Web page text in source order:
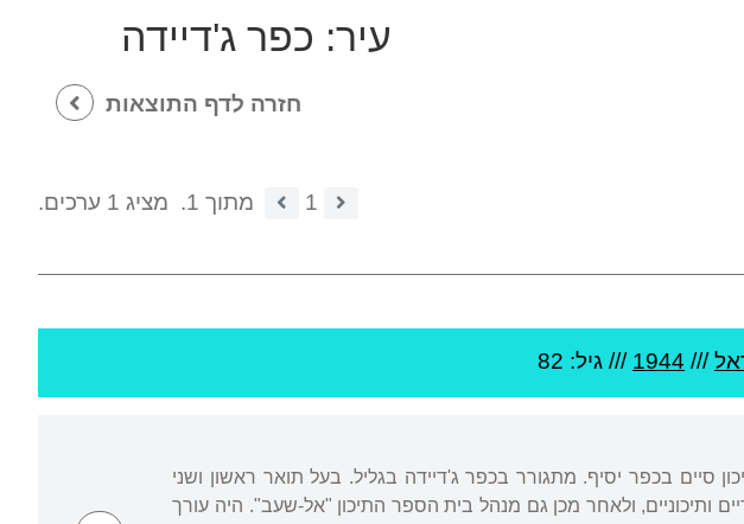
עיר: כפר ג'דיידה
חזרה לדף התוצאות
1 מתוך 1.
מציג 1 ערכים.
///
1944 /// גיל: 82
שנהרס כליל ב-1948. את לימודי התיכון סיים בכפר יסיף. מתגורר בכפר ג'דיידה בגליל. בעל תואר ראשון ושני
ותיכוניים, ולאחר מכן גם מנהל בית הספר התיכון "אל-שעב". היה עורך